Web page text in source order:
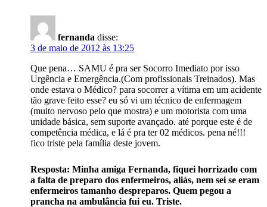
fernanda disse:
3 de maio de 2012 às 13:25
Que pena… SAMU é pra ser Socorro Imediato por isso
Urgência e Emergência.(Com profissionais Treinados). Mas
onde estava o Médico? para socorrer a vítima em um acidente
tão grave feito esse? eu só vi um técnico de enfermagem
(muito nervoso pelo que mostra) e um motorista com uma
unidade básica, sem suporte avançado. até porque este é de
competência médica, e lá é pra ter 02 médicos. pena né!!!
fico triste pela família deste jovem.
Resposta: Minha amiga Fernanda, fiquei horrizado com
a falta de preparo dos enfermeiros, aliás, nem sei se eram
enfermeiros tamanho despreparos. Quem pegou a
prancha na ambulância fui eu. Triste.